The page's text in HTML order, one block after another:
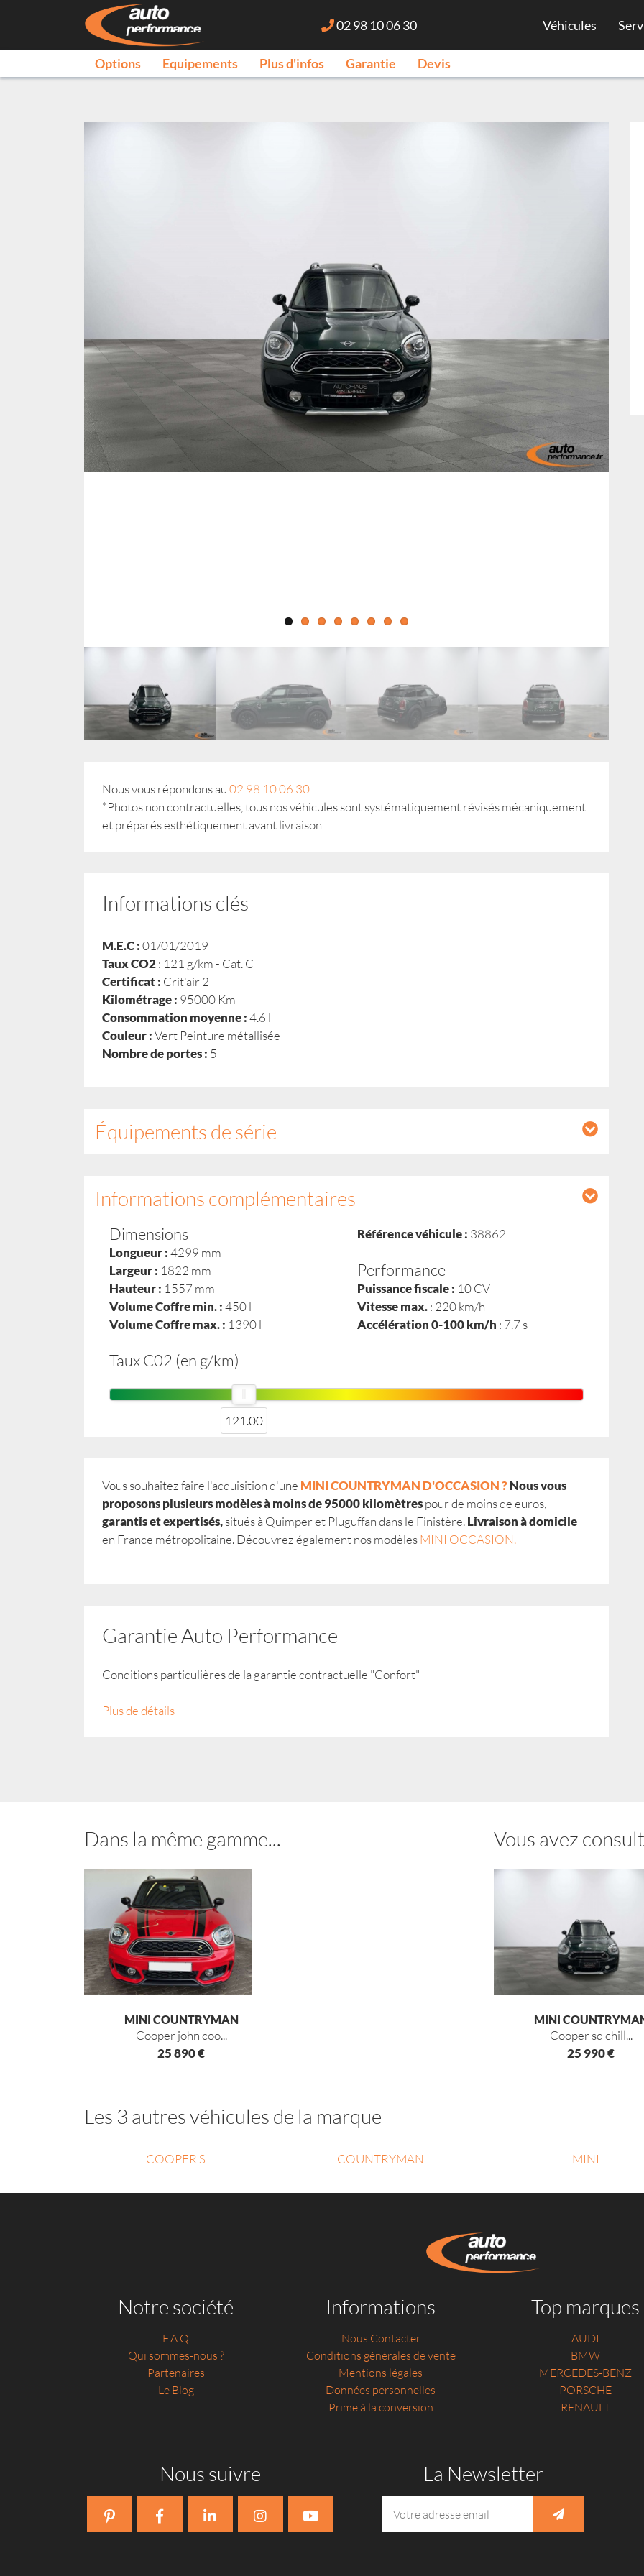
02 98 10 06 30 Véhicules
Options Equipements Plus d'infos Garantie Devis
Nous vous répondons au02 98 10 06 30
*Photos non contractuelles, tous nos véhicules sont systématiquement révisés mécaniquement
et préparés esthétiquement avant livraison
Informations clés
M.E.C :01/01/2019
Taux CO2: 121 g/km - Cat. C
Certificat : Crit'air 2
Kilométrage : 95000 Km
Consommation moyenne :4.6 l
Couleur :Vert Peinture métallisée
Nombre de portes : 5
Équipements de série
Informations complémentaires
Dimensions
Longueur :4299 mm
Largeur : 1822 mm
Hauteur : 1557 mm
Volume Coffre min. :450 l
Volume Coffre max. : 1390 l
Référence véhicule : 38862
Performance
Puissance fiscale : 10 CV
Vitesse max.: 220 km/h
Accélération 0-100 km/h : 7.7 s
Taux C02 (en g/km)
121.00
Vous souhaitez faire l'acquisition d'une MINI COUNTRYMAN D'OCCASION ?Nous vous
proposons plusieurs modèles à moins de 95000 kilomètrespour de moins de euros,
garantis et expertisés,situés à Quimper et Pluguffan dans le Finistère.Livraison à domicile
en France métropolitaine. Découvrez également nos modèlesMINI OCCASION.
Garantie Auto Performance
Conditions particulières de la garantie contractuelle "Confort"
Plus de détails
Dans la même gamme...
MINI COUNTRYMAN
cooper john coo...
25 890 €
Vous avez
MINI
cooper sd chill...
25 990 €
Les 3 autres véhicules de la marque
COOPER S COUNTRYMAN MINI
Notre société
F.A.Q
Qui sommes-nous ?
Partenaires
Le Blog
Informations
Nous Contacter
Conditions générales de vente
Mentions légales
Données personnelles
Prime à la conversion
Top marques
AUDI
BMW
MERCEDES-BENZ
PORSCHE
RENAULT
Nous suivre La Newsletter